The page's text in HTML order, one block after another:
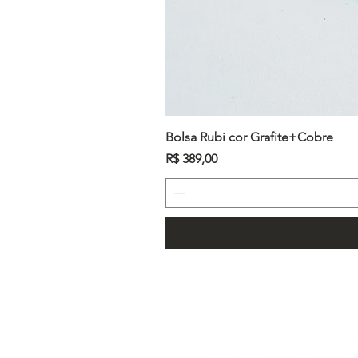
Bolsa Rubi cor Grafite+Cobre
Preço
R$ 389,00